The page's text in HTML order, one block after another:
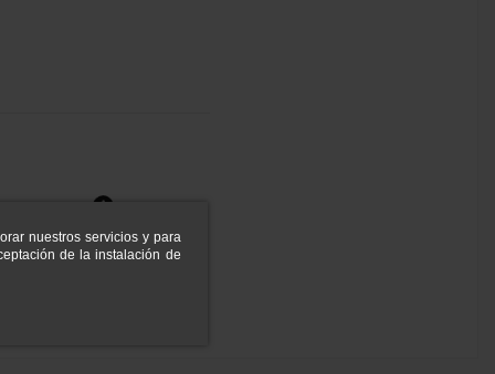
nuestros servicios y para
de la instalación de